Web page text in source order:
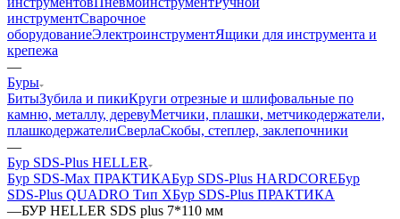
инструментСварочное
оборудованиеЭлектроинструментЯщики для инструмента и
крепежа
—
Буры
БитыЗубила и пикиКруги отрезные и шлифовальные по
камню, металлу, деревуМетчики, плашки, метчикодержатели,
плашкодержателиСверлаСкобы, степлер, заклепочники
—
Бур SDS-Plus HELLER
Бур SDS-Max ПРАКТИКАБур SDS-Plus HARDCOREБур
SDS-Plus QUADRO Тип XБур SDS-Plus ПРАКТИКА
—БУР HELLER SDS plus 7*110 мм